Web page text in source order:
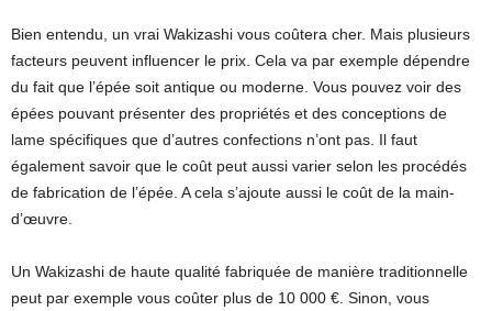
Bien entendu, un vrai Wakizashi vous coûtera cher. Mais plusieurs
facteurs peuvent influencer le prix. Cela va par exemple dépendre
du fait que l’épée soit antique ou moderne. Vous pouvez voir des
épées pouvant présenter des propriétés et des conceptions de
lame spécifiques que d’autres confections n’ont pas. Il faut
également savoir que le coût peut aussi varier selon les procédés
de fabrication de l’épée. A cela s’ajoute aussi le coût de la main-
d’œuvre.
Un Wakizashi de haute qualité fabriquée de manière traditionnelle
peut par exemple vous coûter plus de 10 000 €. Sinon, vous